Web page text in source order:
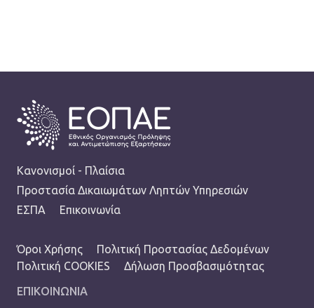
FOOTER
Κανονισμοί - Πλαίσια
Προστασία Δικαιωμάτων Ληπτών Υπηρεσιών
ΕΣΠΑ
Επικοινωνία
TERMS MENU
Όροι Χρήσης
Πολιτική Προστασίας Δεδομένων
Πολιτική COOKIES
Δήλωση Προσβασιμότητας
ΕΠΙΚΟΙΝΩΝΙΑ